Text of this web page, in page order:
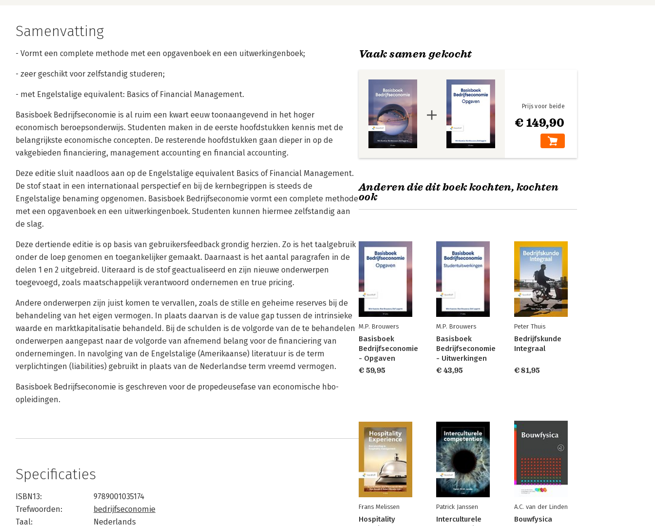
Samenvatting
- Vormt een complete methode met een opgavenboek en een uitwerkingenboek;
- zeer geschikt voor zelfstandig studeren;
- met Engelstalige equivalent: Basics of Financial Management.
Basisboek Bedrijfseconomie is al ruim een kwart eeuw toonaangevend in het hoger
economisch beroepsonderwijs. Studenten maken in de eerste hoofdstukken kennis met de
belangrijkste economische concepten. De resterende hoofdstukken gaan dieper in op de
vakgebieden financiering, management accounting en financial accounting.
Deze editie sluit naadloos aan op de Engelstalige equivalent Basics of Financial Management.
De stof staat in een internationaal perspectief en bij de kernbegrippen is steeds de
Engelstalige benaming opgenomen. Basisboek Bedrijfseconomie vormt een complete methode
met een opgavenboek en een uitwerkingenboek. Studenten kunnen hiermee zelfstandig aan
de slag.
Deze dertiende editie is op basis van gebruikersfeedback grondig herzien. Zo is het taalgebruik
onder de loep genomen en toegankelijker gemaakt. Daarnaast is het aantal paragrafen in de
delen 1 en 2 uitgebreid. Uiteraard is de stof geactualiseerd en zijn nieuwe onderwerpen
toegevoegd, zoals maatschappelijk verantwoord ondernemen en true pricing.
Andere onderwerpen zijn juist komen te vervallen, zoals de stille en geheime reserves bij de
behandeling van het eigen vermogen. In plaats daarvan is de value gap tussen de intrinsieke
waarde en marktkapitalisatie behandeld. Bij de schulden is de volgorde van de te behandelen
onderwerpen aangepast naar de volgorde van afnemend belang voor de financiering van
ondernemingen. In navolging van de Engelstalige (Amerikaanse) literatuur is de term
verplichtingen (liabilities) gebruikt in plaats van de Nederlandse term vreemd vermogen.
Basisboek Bedrijfseconomie is geschreven voor de propedeusefase van economische hbo-
opleidingen.
Specificaties
ISBN13:
9789001035174
Trefwoorden:
bedrijfseconomie
Taal:
Nederlands
Vaak samen gekocht
€ 149,90
Prijs voor beide
Anderen die dit boek kochten, kochten
ook
M.P. Brouwers
Basisboek
Bedrijfseconomie
- Opgaven
€ 59,95
M.P. Brouwers
Basisboek
Bedrijfseconomie
- Uitwerkingen
€ 43,95
Peter Thuis
Bedrijfskunde
Integraal
€ 81,95
Frans Melissen
Hospitality
Patrick Janssen
Interculturele
A.C. van der Linden
Bouwfysica